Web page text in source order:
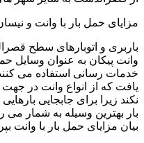
مزایای حمل بار با وانت و
باربری و اتوبارهای سطح
وانت پیکان به عنوان وسایل
خدمات رسانی استفاده می
یافت که از انواع وانت در
نکند زیرا برای جابجایی
بار بهترین وسیله به شمار
بیان مزایای حمل بار با وانت